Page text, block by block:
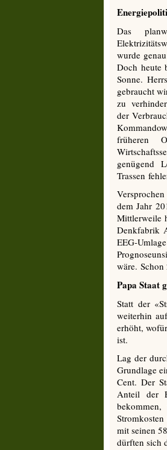
Das
wurde
Doch heute
Sonne.
gebraucht
zu
der
früheren
genügend
Trassen
dem Jahr
Mittlerweile
Denkfabrik
EEG-
wäre.
Papa Staat
Statt der
weiterhin
erhöht,
ist.
Lag der
Grundlage
Cent. Der
Anteil der
mit seinen
dürften sich